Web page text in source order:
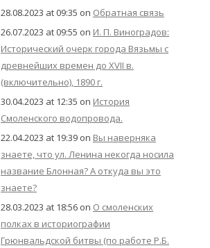
28.08.2023 at 09:35 on Обратная связь
26.07.2023 at 09:55 on И. П. Виноградов:
Исторический очерк города Вязьмы с
древнейших времен до XVII в.
(включительно), 1890 г.
30.04.2023 at 12:35 on История
Смоленского водопровода.
22.04.2023 at 19:39 on Вы наверняка
знаете, что ул. Ленина некогда носила
название Блонная? А откуда вы это
знаете?
28.03.2023 at 18:56 on О смоленских
полках в историографии
Грюнвальдской битвы (по работе Р.Б.